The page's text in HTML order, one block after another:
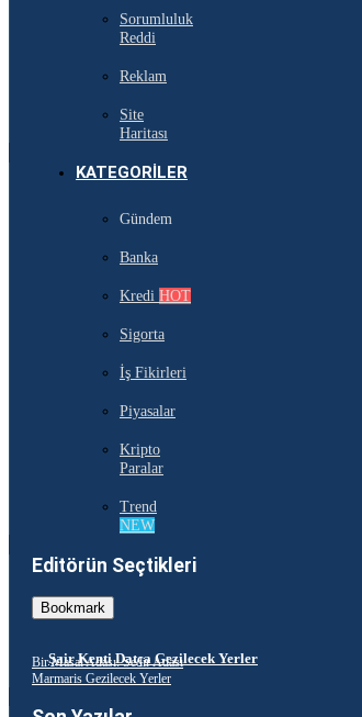
Sorumluluk
Reddi
Reklam
Site
Haritası
KATEGORILER
Gündem
Banka
Kredi HOT
Sigorta
İş Fikirleri
Piyasalar
Kripto
Paralar
Trend
NEW
Editörün Seçtikleri
Bookmark
Şair Kenti Datça Gezilecek Yerler
Bir Masal Adası: Sedir Adası
Marmaris Gezilecek Yerler